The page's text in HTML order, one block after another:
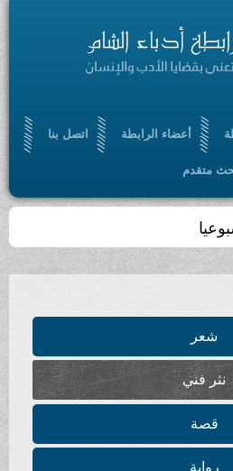
أعضاء الرابطة اتصل بنا
متقدم
شعر
فني
قصة
رواية